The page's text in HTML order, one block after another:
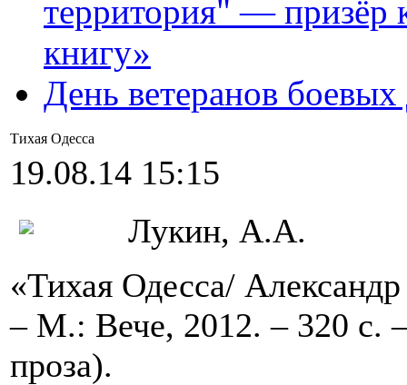
территория" — призёр
книгу»
День ветеранов
Тихая Одесса
19.08.14 15:15
Лукин, А.А.
«Тихая Одесса/
– М.: Вече, 2012. – 320 с.
проза).